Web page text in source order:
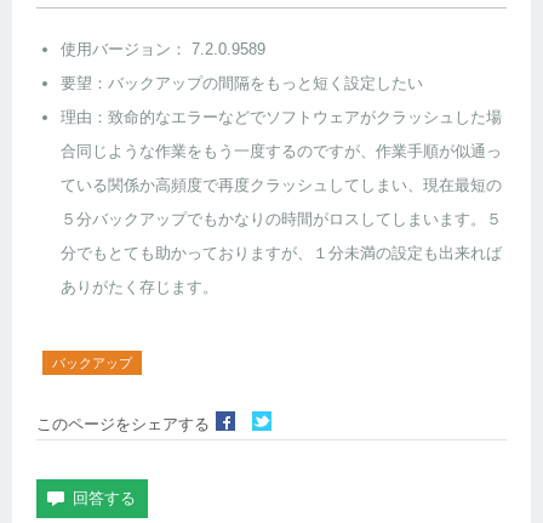
使用バージョン： 7.2.0.9589
要望：バックアップの間隔をもっと短く設定したい
理由：致命的なエラーなどでソフトウェアがクラッシュした場
合同じような作業をもう一度するのですが、作業手順が似通っ
ている関係か高頻度で再度クラッシュしてしまい、現在最短の
５分バックアップでもかなりの時間がロスしてしまいます。５
分でもとても助かっておりますが、１分未満の設定も出来れば
ありがたく存じます。
バックアップ
このページをシェアする